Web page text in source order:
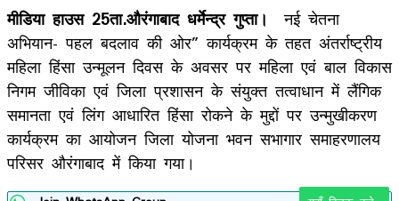
मीडिया हाउस 25ता.औरंगाबाद धर्मेन्द्र गुप्ता। नई चेतना
अभियान- पहल बदलाव की ओर” कार्यक्रम के तहत अंतर्राष्ट्रीय
महिला हिंसा उन्मूलन दिवस के अवसर पर महिला एवं बाल विकास
निगम जीविका एवं जिला प्रशासन के संयुक्त तत्वाधान में लैंगिक
समानता एवं लिंग आधारित हिंसा रोकने के मुद्दों पर उन्मुखीकरण
कार्यक्रम का आयोजन जिला योजना भवन सभागार समाहरणालय
परिसर औरंगाबाद में किया गया।